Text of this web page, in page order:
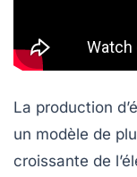
La production
un modèle de
croissante de